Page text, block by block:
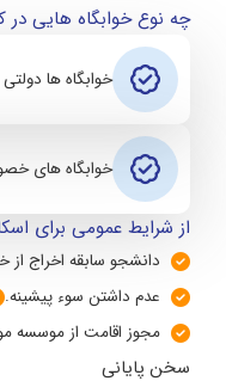
چه نوع خوابگاه هایی در
خوابگاه ها دولتی
خوابگاه های
از شرایط عمومی برای
دانشجو سابقه اخراج از
عدم داشتن سوء پیشینه.
مجوز اقامت از موسسه
سخن پایانی